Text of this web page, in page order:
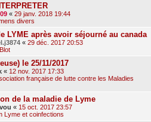
« 29 janv. 2018 19:44
divers
LYME après avoir séjourné au canada
« 29 déc. 2017 20:53
le 25/11/2017
« 12 nov. 2017 17:33
française de lutte contre les Maladies
de la maladie de Lyme
« 15 oct. 2017 23:57
Lyme et coinfections